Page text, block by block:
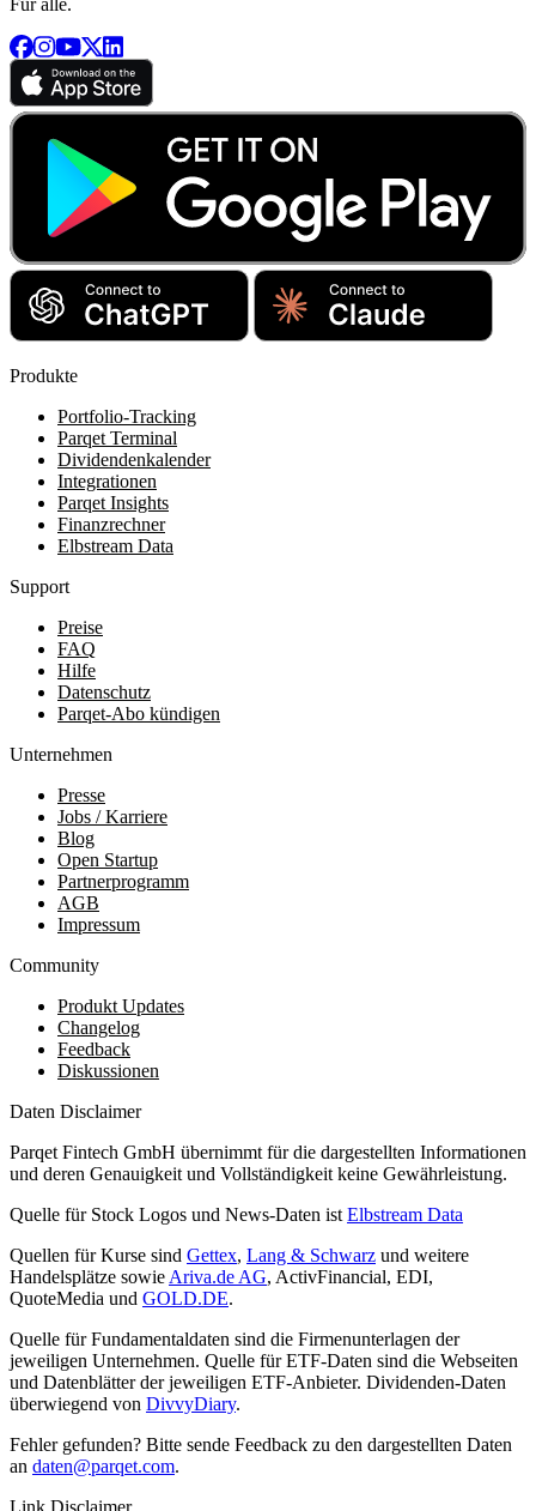
Für alle.
Produkte
Portfolio-Tracking
Parqet Terminal
Dividendenkalender
Integrationen
Parqet Insights
Finanzrechner
Elbstream Data
Support
Preise
FAQ
Hilfe
Datenschutz
Parqet-Abo kündigen
Unternehmen
Presse
Jobs / Karriere
Blog
Open Startup
Partnerprogramm
AGB
Impressum
Community
Produkt Updates
Changelog
Feedback
Diskussionen
Daten Disclaimer
Parqet Fintech GmbH übernimmt für die dargestellten Informationen
und deren Genauigkeit und Vollständigkeit keine Gewährleistung.
Quelle für Stock Logos und News-Daten istElbstream Data
Quellen für Kurse sind Gettex, Lang & Schwarz und weitere
Handelsplätze sowieAriva.de AG, ActivFinancial, EDI,
QuoteMedia und GOLD.DE.
Quelle für Fundamentaldaten sind die Firmenunterlagen der
jeweiligen Unternehmen. Quelle für ETF-Daten sind die Webseiten
und Datenblätter der jeweiligen ETF-Anbieter. Dividenden-Daten
überwiegend von DivvyDiary.
Fehler gefunden? Bitte sende Feedback zu den dargestellten Daten
an daten@parqet.com.